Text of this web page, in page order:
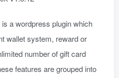
a wordpress plugin which
wallet system, reward or
number of gift card
features are grouped into